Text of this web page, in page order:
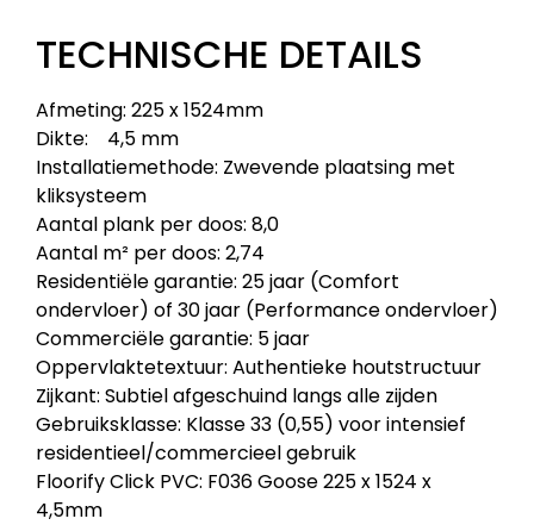
TECHNISCHE DETAILS
Afmeting: 225 x 1524mm
Dikte: 4,5 mm
Installatiemethode: Zwevende plaatsing met
kliksysteem
Aantal plank per doos: 8,0
Aantal m² per doos: 2,74
Residentiële garantie: 25 jaar (Comfort
ondervloer) of 30 jaar (Performance ondervloer)
Commerciële garantie: 5 jaar
Oppervlaktetextuur: Authentieke houtstructuur
Zijkant: Subtiel afgeschuind langs alle zijden
Gebruiksklasse: Klasse 33 (0,55) voor intensief
residentieel/commercieel gebruik
Floorify Click PVC: F036 Goose 225 x 1524 x
4,5mm